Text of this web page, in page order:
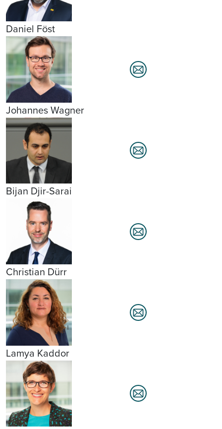
Daniel Föst
Johannes Wagner
Bijan Djir-Sarai
Christian Dürr
Lamya Kaddor